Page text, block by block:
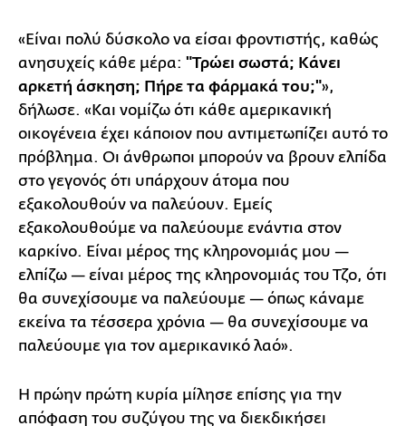
«Είναι πολύ δύσκολο να είσαι φροντιστής, καθώς
ανησυχείς κάθε μέρα: "Τρώει σωστά; Κάνει
αρκετή άσκηση; Πήρε τα φάρμακά του;"»,
δήλωσε. «Και νομίζω ότι κάθε αμερικανική
οικογένεια έχει κάποιον που αντιμετωπίζει αυτό το
πρόβλημα. Οι άνθρωποι μπορούν να βρουν ελπίδα
στο γεγονός ότι υπάρχουν άτομα που
εξακολουθούν να παλεύουν. Εμείς
εξακολουθούμε να παλεύουμε ενάντια στον
καρκίνο. Είναι μέρος της κληρονομιάς μου —
ελπίζω — είναι μέρος της κληρονομιάς του Τζο, ότι
θα συνεχίσουμε να παλεύουμε — όπως κάναμε
εκείνα τα τέσσερα χρόνια — θα συνεχίσουμε να
παλεύουμε για τον αμερικανικό λαό».
Η πρώην πρώτη κυρία μίλησε επίσης για την
απόφαση του συζύγου της να διεκδικήσει